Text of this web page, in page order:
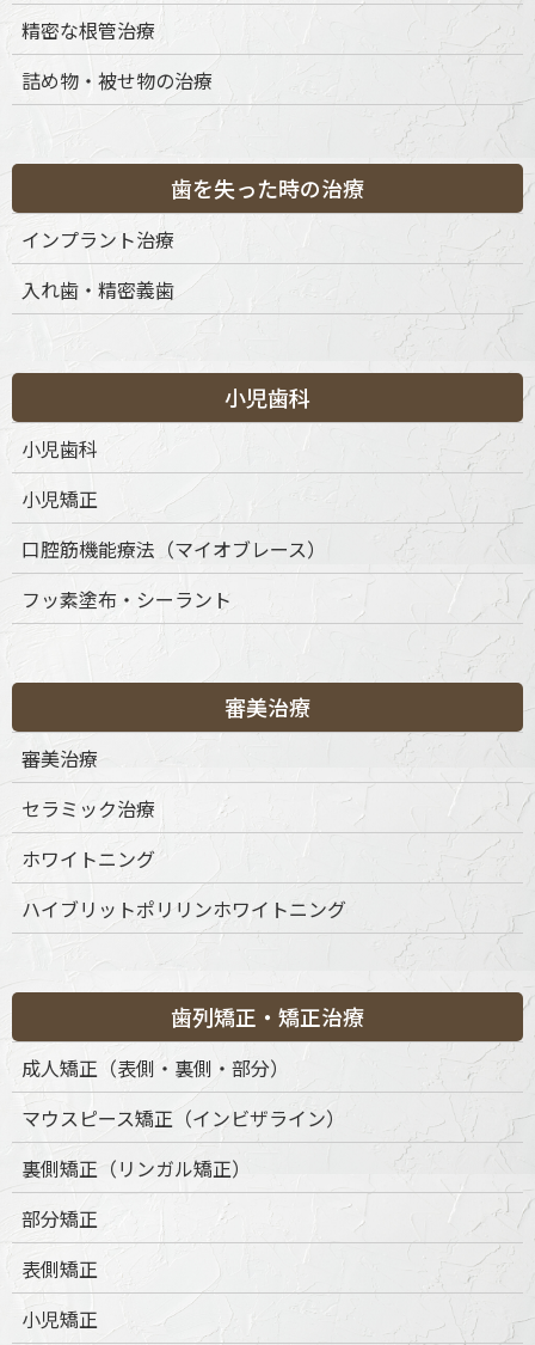
さまざまな課題がありました。
それに対してセラミックは、天然歯に近い透明感と色調を
持ち、適合性や耐久性に優れ、生体親和性が高いことが特
徴です。当院では、審美性だけに偏らず、噛み合わせのバ
ランスや清掃性、口腔内全体の調和を見極めたうえで、一
人ひとりに最適な素材と治療法をご提案しています。特に
前歯など見た目が気になる部分では、歯の形や大きさ、顔
貌との調和に至るまで細部にこだわり、自然で違和感のな
い仕上がりを目指します。
また、奥歯においても、強度を保ちつつ審美性や快適性を
両立させる設計を行い、治療後の再発や不調が起きにくい
ように配慮しています。セラミック治療は単なる美容的ア
プローチではなく、歯の健康寿命を延ばすための医療で
す。どのようなご要望も、じっくりと時間をかけてお聞き
し、ご納得いただいた上で治療を進めてまいります。今あ
るお悩みやご不安を、ぜひ私たちにお聞かせください。理
想の口元と、快適な毎日を実現するお手伝いができれば幸
いです。
見た目の美しさと長期的な安定性を実現
セラミック治療とは、むし歯や欠けた歯を修復する際に、
セラ
ミック（陶材）素材を用いた詰め物・被せ物を製作・装着する
治療法です。セラミックは、天然歯に近い透明感と色調を再現
できるため、
「どこを治療したのか分からない」ほど自然な見
また、金属を一切使用しないメタルフリー素材
レルギーの心配がなく、経年による歯肉の黒ずみや腐食も生じ
ません。
精密な根管治療
詰め物・被せ物の治療
歯を失った時の治療
インプラント治療
入れ歯・精密義歯
小児歯科
小児歯科
小児矯正
口腔筋機能療法（マイオブレース）
フッ素塗布・シーラント
審美治療
審美治療
セラミック治療
ホワイトニング
ハイブリットポリリンホワイトニング
歯列矯正・矯正治療
成人矯正（表側・裏側・部分）
マウスピース矯正（インビザライン）
裏側矯正（リンガル矯正）
部分矯正
表側矯正
小児矯正